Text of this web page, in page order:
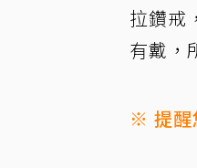
拉鑽戒
有戴，
※ 提醒